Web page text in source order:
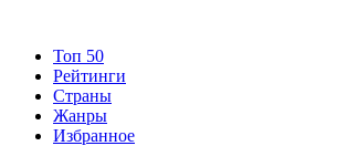
Топ 50
Рейтинги
Страны
Жанры
Избранное